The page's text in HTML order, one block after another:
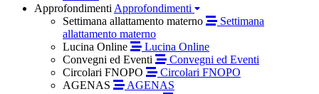
Approfondimenti Approfondimenti
Settimana allattamento materno
Settimana
allattamento materno
Lucina Online
Lucina Online
Convegni ed Eventi
Convegni ed Eventi
Circolari FNOPO
Circolari FNOPO
AGENAS
AGENAS